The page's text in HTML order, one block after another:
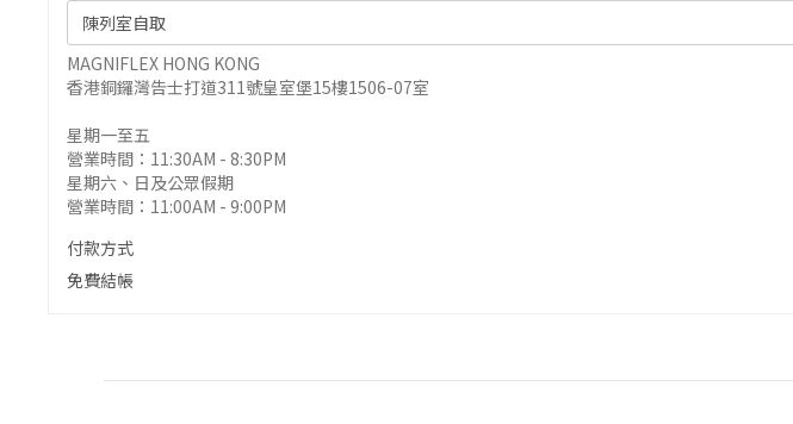
MAGNIFLEX HONG KONG
香港銅鑼灣告士打道311號皇室堡15樓1506-07室
星期一至五
營業時間：11:30AM - 8:30PM
星期六、日及公眾假期
營業時間：11:00AM - 9:00PM
付款方式
免費結帳